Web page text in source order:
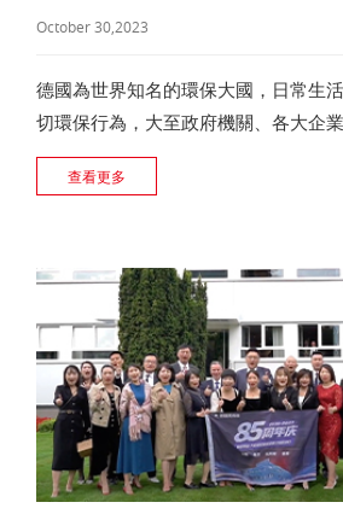
October 30,2023
德國為世界知名的環保大國，日常生
切環保行為，大至政府機關、各大企
關技術，讓環保與經濟、產業發展共
則；小至每位父母、小孩，都是以“可
查看更多